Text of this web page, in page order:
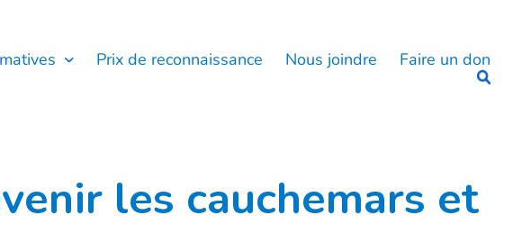
Prix de reconnaissance Nous joindre Faire un don
les cauchemars et